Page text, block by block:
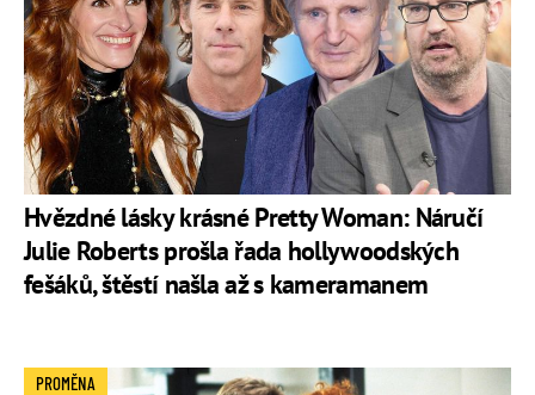
Hvězdné lásky krásné Pretty Woman: Náručí
Julie Roberts prošla řada hollywoodských
fešáků, štěstí našla až s kameramanem
PROMĚNA